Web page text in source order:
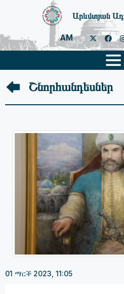
Արևմտյան
AM
Շնորհանդեսներ
01 ማርች 2023, 11:05